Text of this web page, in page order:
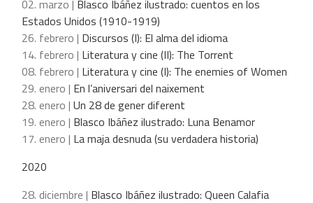
02. marzo | Blasco Ibáñez ilustrado: cuentos en los
Estados Unidos (1910-1919)
26. febrero | Discursos (I): El alma del idioma
14. febrero | Literatura y cine (II): The Torrent
08. febrero | Literatura y cine (I): The enemies of Women
29. enero | En l’aniversari del naixement
28. enero | Un 28 de gener diferent
19. enero | Blasco Ibáñez ilustrado: Luna Benamor
17. enero | La maja desnuda (su verdadera historia)
2020
28. diciembre | Blasco Ibáñez ilustrado: Queen Calafia